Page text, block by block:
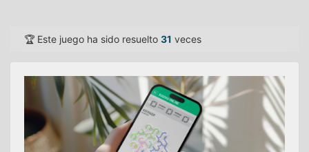
🏆 Este juego ha sido resuelto 31 veces